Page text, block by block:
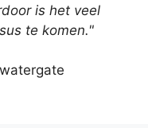
is het veel
te komen."